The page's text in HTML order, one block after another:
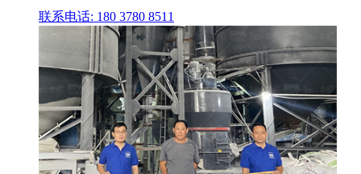
联系电话: 180 3780 8511